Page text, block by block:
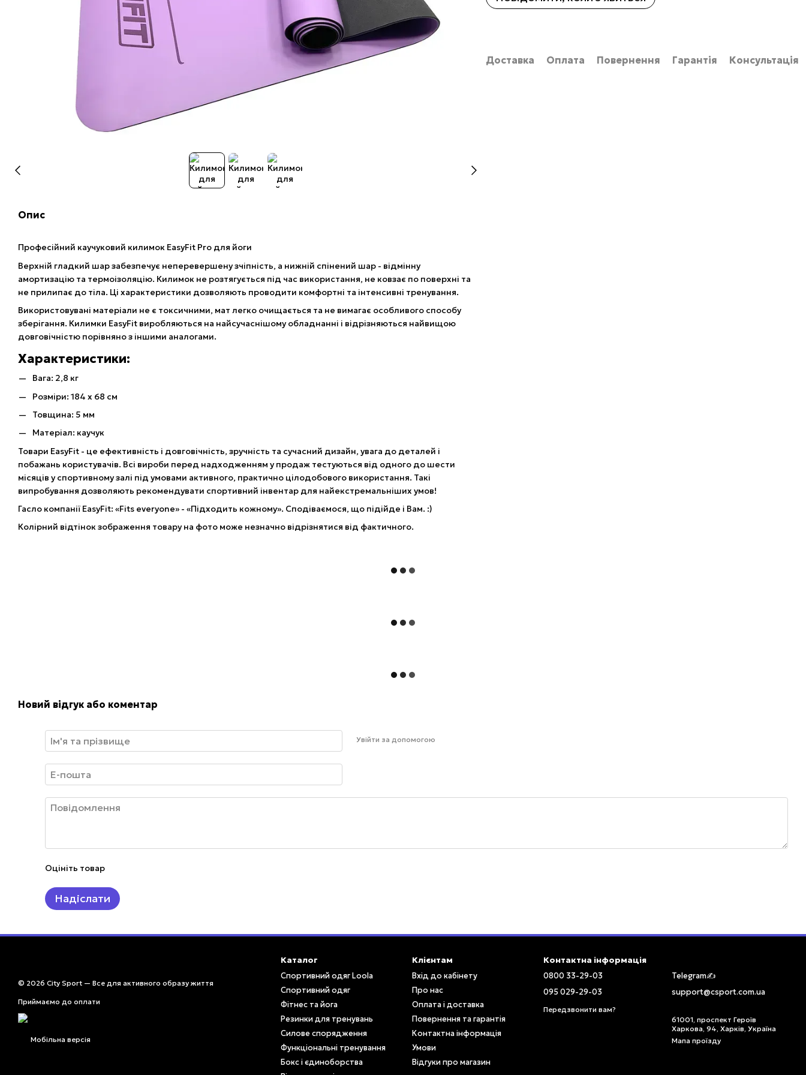
Опис
Професійний каучуковий килимок EasyFit Pro для йоги
Верхній гладкий шар забезпечує неперевершену зчіпність, а нижній спінений шар - відмінну
амортизацію та термоізоляцію. Килимок не розтягується під час використання, не ковзає по поверхні та
не прилипає до тіла. Ці характеристики дозволяють проводити комфортні та інтенсивні тренування.
Використовувані матеріали не є токсичними, мат легко очищається та не вимагає особливого способу
зберігання. Килимки EasyFit виробляються на найсучаснішому обладнанні і відрізняються найвищою
довговічністю порівняно з іншими аналогами.
Характеристики:
Вага: 2,8 кг
Розміри: 184 х 68 см
Товщина: 5 мм
Матеріал: каучук
Товари EasyFit - це ефективність і довговічність, зручність та сучасний дизайн, увага до деталей і
побажань користувачів. Всі вироби перед надходженням у продаж тестуються від одного до шести
місяців у спортивному залі під умовами активного, практично цілодобового використання. Такі
випробування дозволяють рекомендувати спортивний інвентар для найекстремальніших умов!
Гасло компанії EasyFit: «Fits everyone» - «Підходить кожному». Сподіваємося, що підійде і Вам. :)
Колірний відтінок зображення товару на фото може незначно відрізнятися від фактичного.
Доставка Оплата Повернення Гарантія Консультація
Новий відгук або коментар
Увійти за допомогою
Оцініть товар
Надіслати
© 2026 City Sport — Все для активного образу життя
Приймаємо до оплати
Мобільна версія
Каталог
Спортивний одяг Loola
Спортивний одяг
Фітнес та йога
Резинки для тренувань
Силове спорядження
Функціональні тренування
Бокс і єдиноборства
Клієнтам
Вхід до кабінету
Про нас
Оплата і доставка
Повернення та гарантія
Контактна інформація
Умови
Відгуки про магазин
Контактна інформація
0800 33-29-03
095 029-29-03
Передзвонити вам?
Telegram✍️
support@csport.com.ua
61001, проспект Героїв
Харкова, 94, Харків, Україна
Мапа проїзду